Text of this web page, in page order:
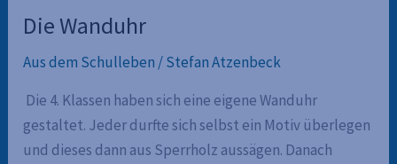
Die Wanduhr
Aus dem Schulleben /Stefan Atzenbeck
Die 4. Klassen haben sich eine eigene Wanduhr
gestaltet. Jeder durfte sich selbst ein Motiv überlegen
und dieses dann aus Sperrholz aussägen. Danach